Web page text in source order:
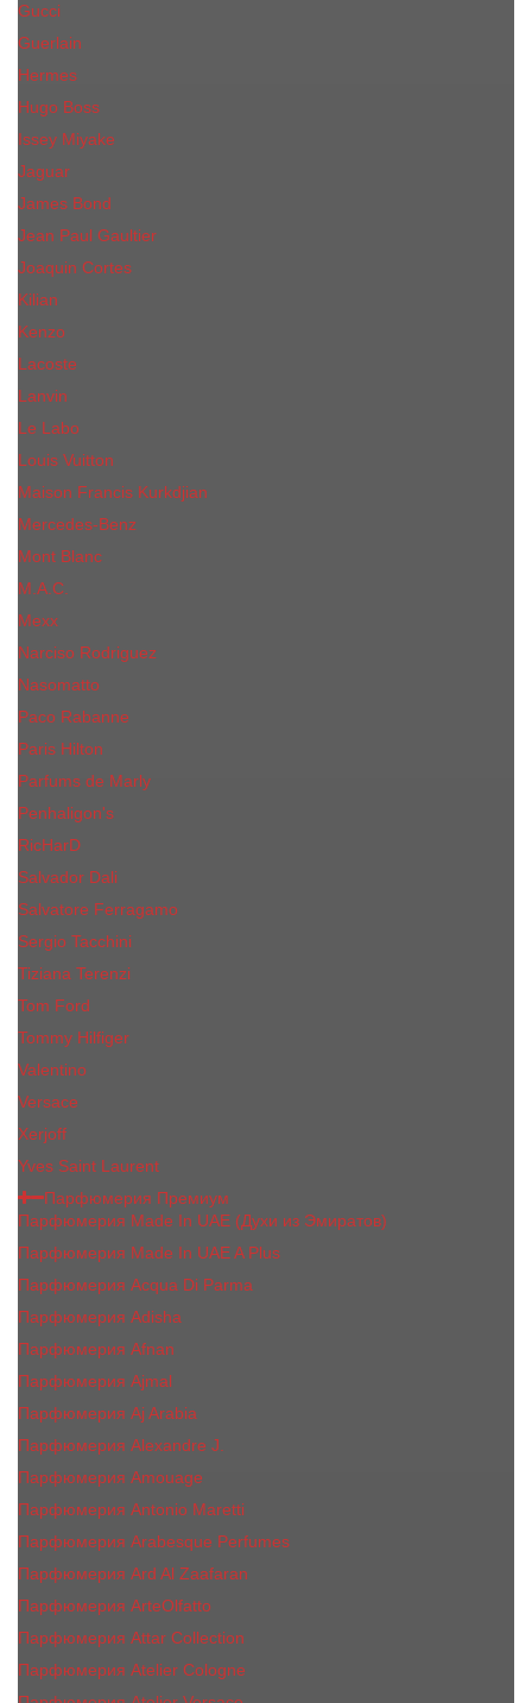
Gucci
Guerlain
Hermes
Hugo Boss
Issey Miyake
Jaguar
James Bond
Jean Paul Gaultier
Joaquin Сortes
Kilian
Kenzo
Lacoste
Lanvin
Le Labo
Louis Vuitton
Maison Francis Kurkdjian
Mercedes-Benz
Mont Blanc
M.А.C.
Mexx
Narciso Rodriguez
Nasomatto
Paco Rabanne
Paris Hilton
Parfums de Marly
Penhaligon​'s
RicHarD
Salvador Dali
Salvatore Ferragamo
Sergio Tacchini
Tiziana Terenzi
Tom Ford
Tommy Hilfiger
Valentino
Versace
Xerjoff
Yves Saint Laurent
Парфюмерия Премиум
Парфюмерия Made In UAE (Духи из Эмиратов)
Парфюмерия Made In UAE A Plus
Парфюмерия Acqua Di Parma
Парфюмерия Adisha
Парфюмерия Afnan
Парфюмерия Ajmal
Парфюмерия Aj Arabia
Парфюмерия Alexandre J.
Парфюмерия Amouage
Парфюмерия Antonio Maretti
Парфюмерия Arabesque Perfumes
Парфюмерия Ard Al Zaafaran
Парфюмерия ArteOlfatto
Парфюмерия Attar Collection
Парфюмерия Atelier Cologne